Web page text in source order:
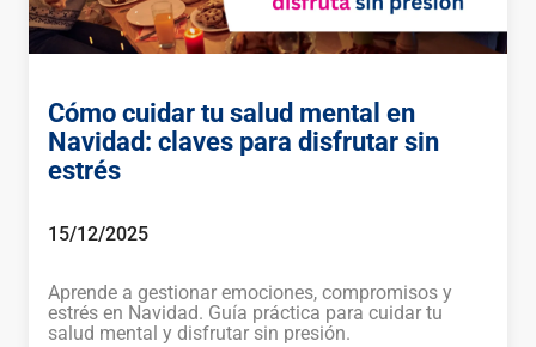
Cómo cuidar tu salud mental en
Navidad: claves para disfrutar sin
estrés
15/12/2025
Aprende a gestionar emociones, compromisos y
estrés en Navidad. Guía práctica para cuidar tu
salud mental y disfrutar sin presión.